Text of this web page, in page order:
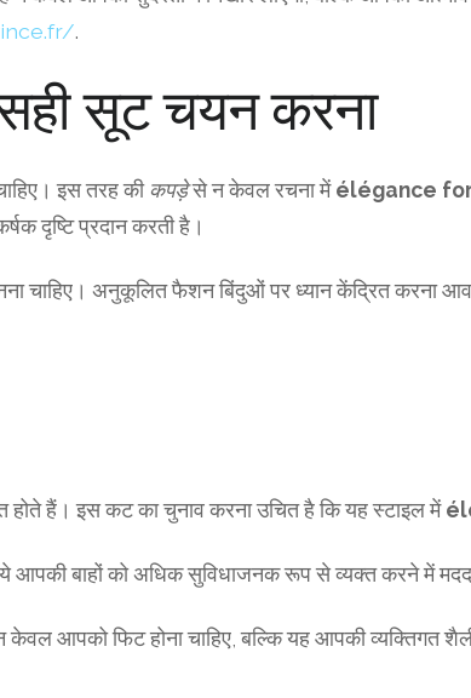
.
सूट चयन करना
इस तरह की कपड़ेसे न केवल रचना मेंélégance
दृष्टि प्रदान करती है।
चाहिए। अनुकूलित फैशन बिंदुओं पर ध्यान केंद्रित करना
होते हैं। इस कट का चुनाव करना उचित है कि यह स्टाइल में
बाहों को अधिक सुविधाजनक रूप से व्यक्त करने में
आपको फिट होना चाहिए, बल्कि यह आपकी व्यक्तिगत